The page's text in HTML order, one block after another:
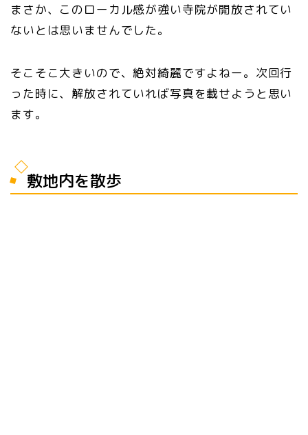
まさか、このローカル感が強い寺院が開放されてい
ないとは思いませんでした。
そこそこ大きいので、絶対綺麗ですよねー。次回行
った時に、解放されていれば写真を載せようと思い
ます。
敷地内を散歩